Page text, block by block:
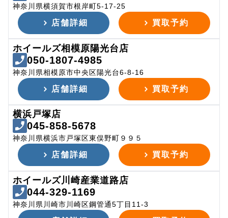
神奈川県横須賀市根岸町5-17-25
店舗詳細 買取予約
ホイールズ相模原陽光台店
050-1807-4985
神奈川県相模原市中央区陽光台6-8-16
店舗詳細 買取予約
横浜戸塚店
045-858-5678
神奈川県横浜市戸塚区東俣野町９９５
店舗詳細 買取予約
ホイールズ川崎産業道路店
044-329-1169
神奈川県川崎市川崎区鋼管通5丁目11-3